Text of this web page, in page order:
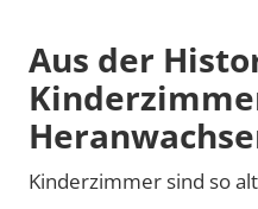
Aus der
Kinderzimmer sind so